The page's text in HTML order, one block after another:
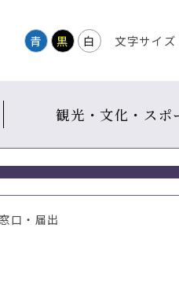
青 黒 白 文字サイズ
観光・文化・スポ
口・届出